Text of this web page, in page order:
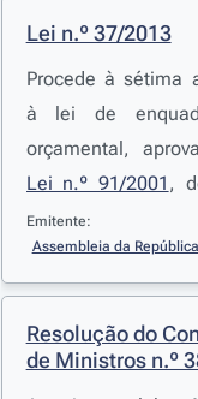
Lei n.º 37/2013
Procede à sétima
à lei de
orçamental,
Lei n.º 91/2001 ,
agosto, e
ordem jurídica
Diretiva n.º2011/
Conselho,
novembro, que
requisitos
Emitente:
Assembleia da República
Resolução do
de Ministros n.º